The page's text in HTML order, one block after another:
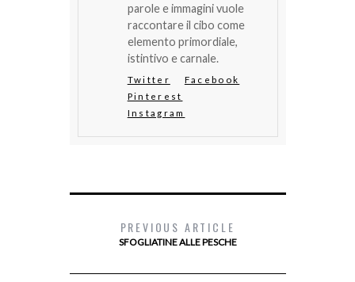
parole e immagini vuole
raccontare il cibo come
elemento primordiale,
istintivo e carnale.
Twitter
Facebook
Pinterest
Instagram
PREVIOUS ARTICLE
SFOGLIATINE ALLE PESCHE